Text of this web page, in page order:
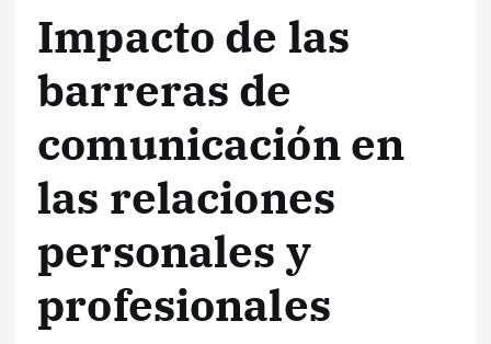
Impacto de las
barreras de
comunicación en
las relaciones
personales y
profesionales